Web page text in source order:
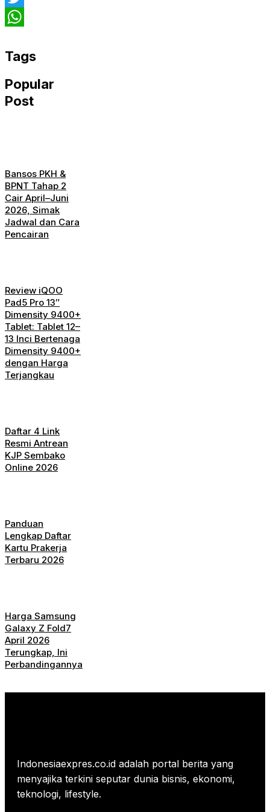
Twitter
Tags
Popular
Post
Bansos PKH &
BPNT Tahap 2
Cair April–Juni
2026, Simak
Jadwal dan Cara
Pencairan
Review iQOO
Pad5 Pro 13″
Dimensity 9400+
Tablet: Tablet 12–
13 Inci Bertenaga
Dimensity 9400+
dengan Harga
Terjangkau
Daftar 4 Link
Resmi Antrean
KJP Sembako
Online 2026
Panduan
Lengkap Daftar
Kartu Prakerja
Terbaru 2026
Harga Samsung
Galaxy Z Fold7
April 2026
Terungkap, Ini
Perbandingannya
Indonesiaexpres.co.id adalah portal berita yang
menyajika terkini seputar dunia bisnis, ekonomi,
teknologi, lifestyle.